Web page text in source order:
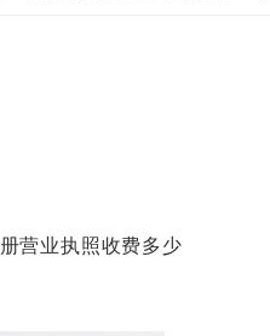
营业执照收费多少